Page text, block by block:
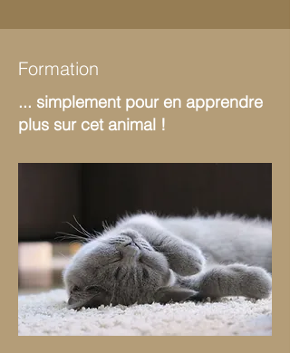
Formation
... simplement pour en apprendre
plus sur cet animal !